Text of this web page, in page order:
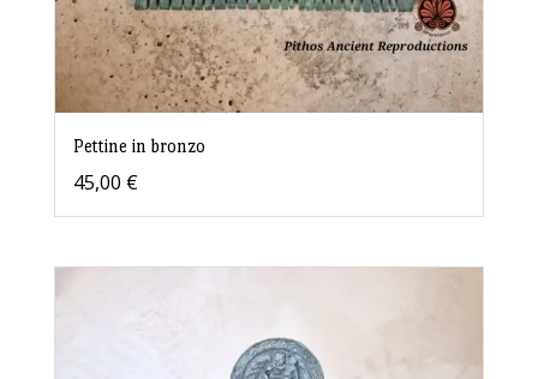
Pettine in bronzo
45,00 €